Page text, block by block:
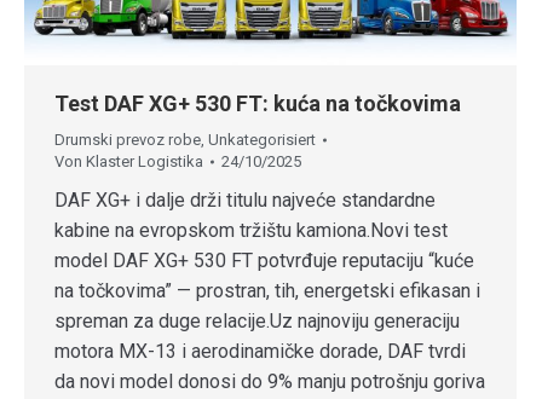
Test DAF XG+ 530 FT: kuća na točkovima
Drumski prevoz robe, Unkategorisiert
Von Klaster Logistika 24/10/2025
DAF XG+ i dalje drži titulu najveće standardne
kabine na evropskom tržištu kamiona.Novi test
model DAF XG+ 530 FT potvrđuje reputaciju “kuće
na točkovima” — prostran, tih, energetski efikasan i
spreman za duge relacije.Uz najnoviju generaciju
motora MX-13 i aerodinamičke dorade, DAF tvrdi
da novi model donosi do 9% manju potrošnju goriva